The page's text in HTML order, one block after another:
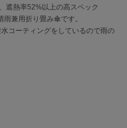
熱率52%以上の高スペック
兼用折り畳み傘です。
コーティングをしているので雨の